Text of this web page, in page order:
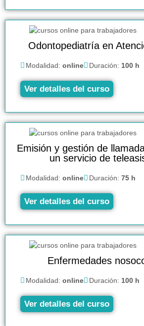
Odontopediatría en
Modalidad: online Duración: 100 h
Ver detalles del curso
Emisión y gestión de
un servicio de
Modalidad: online Duración: 75 h
Ver detalles del curso
Enfermedades
Modalidad: online Duración: 100 h
Ver detalles del curso